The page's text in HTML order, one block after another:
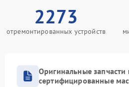
2273
отремонтированных устройств
Оригинальные запчасти
сертифицированные